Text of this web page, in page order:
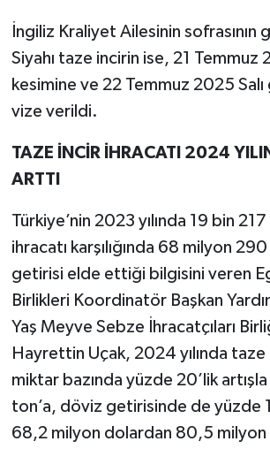
İngiliz Kraliyet Ailesinin sofrasının
Siyahı taze incirin ise, 21
kesimine ve 22 Temmuz 2025 Salı
vize verildi.
TAZE İNCİR İHRACATI 2024
ARTTI
Türkiye’nin 2023 yılında 19 bin
ihracatı karşılığında 68 milyon
getirisi elde ettiği bilgisini veren
Birlikleri Koordinatör Başkan
Yaş Meyve Sebze İhracatçıları
Hayrettin Uçak, 2024 yılında taze
miktar bazında yüzde 20’lik
ton’a, döviz getirisinde de yüzde
68,2 milyon dolardan 80,5 milyon